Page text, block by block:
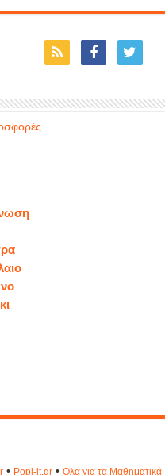
• Popi-it.gr•Όλα για τα Μαθηματικά